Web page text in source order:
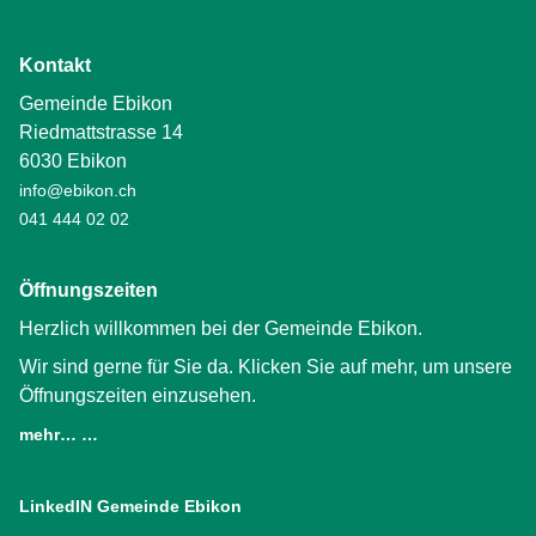
Kontakt
Gemeinde Ebikon
Riedmattstrasse 14
6030 Ebikon
info@ebikon.ch
041 444 02 02
Öffnungszeiten
Herzlich willkommen bei der Gemeinde Ebikon.
Wir sind gerne für Sie da. Klicken Sie auf mehr, um unsere
Öffnungszeiten einzusehen.
mehr… …
LinkedIN Gemeinde Ebikon